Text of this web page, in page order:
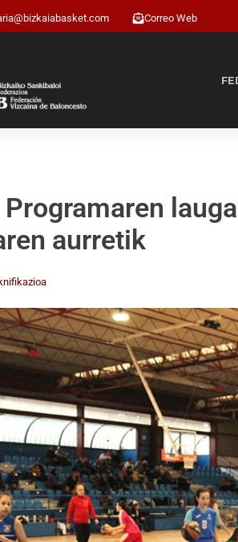
Correo Web
aurretik